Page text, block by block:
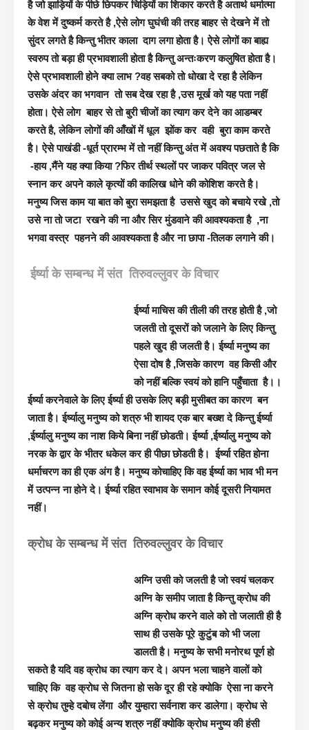
है जो झाड़ियों के पीछे छिपकर चिड़ियों का शिकार करते है अतार्थ धर्मात्मा
के वेश में दुष्कर्म करते है ,ऐसे लोग घुघंची की तरह बाहर से देखने में तो
सुंदर लगते है किन्तु भीतर काला दाग लगा होता है। ऐसे लोगों का बाह्य
स्वरुप तो बड़ा ही प्रभावशाली होता है किन्तु अन्तःकरण कलुषित होता है।
ऐसे प्रभावशाली होने क्या लाभ ?वह सबको तो धोखा दे रहा है लेकिन
उसके अंदर का भगवान तो सब देख रहा है ,उस मूर्ख को यह पता नहीं
होता। ऐसे लोग बाहर से तो बुरी चीजों का त्याग कर देने का आडम्बर
करते है, लेकिन लोगों की आँखों में धूल झोंक कर वही बुरा काम करते
है। ऐसे पाखंडी -धूर्त प्रारम्भ में तो नहीं किन्तु अंत में अवश्य पछताते है कि
-हाय ,मैंने यह क्या किया ?फिर तीर्थ स्थलों पर जाकर पवित्र जल से
स्नान कर अपने काले कृत्यों की कालिख धोने की कोशिश करते है।
मनुष्य जिस काम या बात को बुरा समझता है उससे खुद को बचाये रखे ,तो
उसे ना तो जटा रखने की ना और सिर मुंडवाने की आवश्यकता है ,ना
भगवा वस्त्र पहनने की आवश्यकता है और ना छापा -तिलक लगाने की।
ईर्ष्या के सम्बन्ध में संत तिरुवल्लुवर के विचार
ईर्ष्या माचिस की तीली की तरह होती है ,जो
जलती तो दूसरों को जलाने के लिए किन्तु
पहले खुद ही जलती है। ईर्ष्या मनुष्य का
ऐसा दोष है ,जिसके कारण वह किसी और
को नहीं बल्कि स्वयं को हानि पहुँचाता है।।
ईर्ष्या करनेवाले के लिए ईर्ष्या ही उसके लिए बड़ी मुसीबत का कारण बन
जाता है। ईर्ष्यालु मनुष्य को शत्रु भी शायद एक बार बख्श दे किन्तु ईर्ष्या
,ईर्ष्यालु मनुष्य का नाश किये बिना नहीं छोडती। ईर्ष्या ,ईर्ष्यालु मनुष्य को
नरक के द्वार के भीतर धकेल कर ही पीछा छोडती है। ईर्ष्या रहित होना
धर्माचरण का ही एक अंग है। मनुष्य कोचाहिए कि वह ईर्ष्या का भाव भी मन
में उत्पन्न ना होने दे। ईर्ष्या रहित स्वाभाव के समान कोई दूसरी नियामत
नहीं।
क्रोध के सम्बन्ध में संत तिरुवल्लुवर के विचार
अग्नि उसी को जलती है जो स्वयं चलकर
अग्नि के समीप जाता है किन्तु क्रोध की
अग्नि क्रोध करने वाले को तो जलाती ही है
साथ ही उसके पूरे कुटुंब को भी जला
डालती है। मनुष्य के सभी मनोरथ पूर्ण हो
सकते है यदि वह क्रोध का त्याग कर दे। अपन भला चाहने वालों को
चाहिए कि वह क्रोध से जितना हो सके दूर ही रहे क्योकि ऐसा ना करने
से क्रोध तुम्हे दबोच लेंगा और युम्हारा सर्वनाश कर डालेगा। क्रोध से
बढ़कर मनुष्य को कोई अन्य शत्रु नहीं क्योकि क्रोध मनुष्य की हंसी